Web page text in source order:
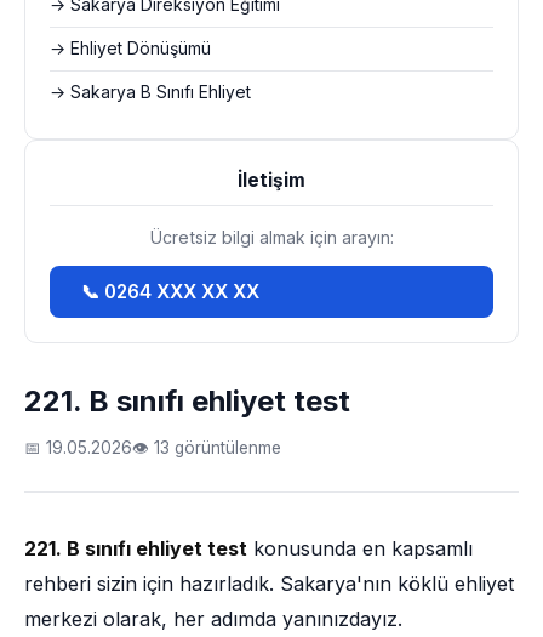
221. B sınıfı ehliyet test
📅 19.05.2026👁 13 görüntülenme
221. B sınıfı ehliyet test konusunda en kapsamlı
rehberi sizin için hazırladık. Sakarya'nın köklü ehliyet
merkezi olarak, her adımda yanınızdayız.
→ Sakarya Direksiyon Eğitimi
→ Ehliyet Dönüşümü
→ Sakarya B Sınıfı Ehliyet
İletişim
Ücretsiz bilgi almak için arayın:
📞 0264 XXX XX XX